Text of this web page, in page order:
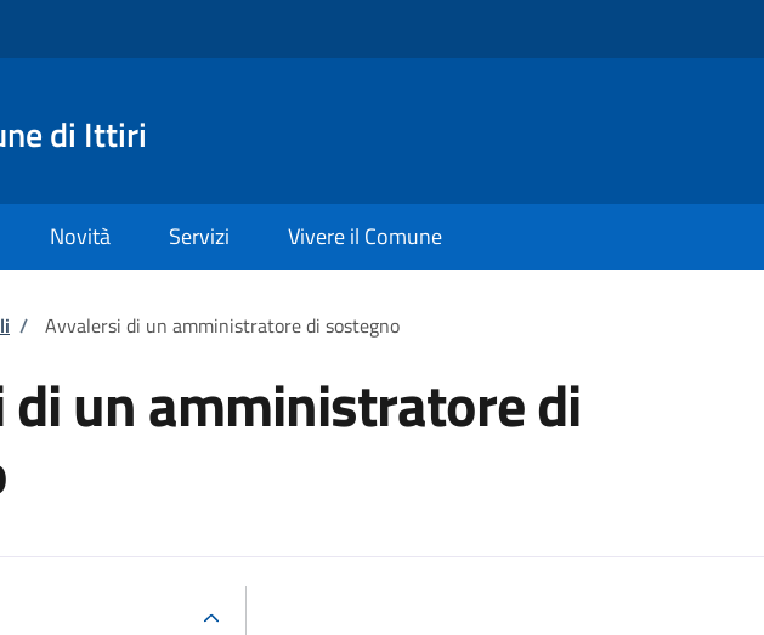
di Ittiri
Novità Servizi Vivere il Comune
pane
/ Avvalersi di un amministratore di sostegno
di un amministratore di